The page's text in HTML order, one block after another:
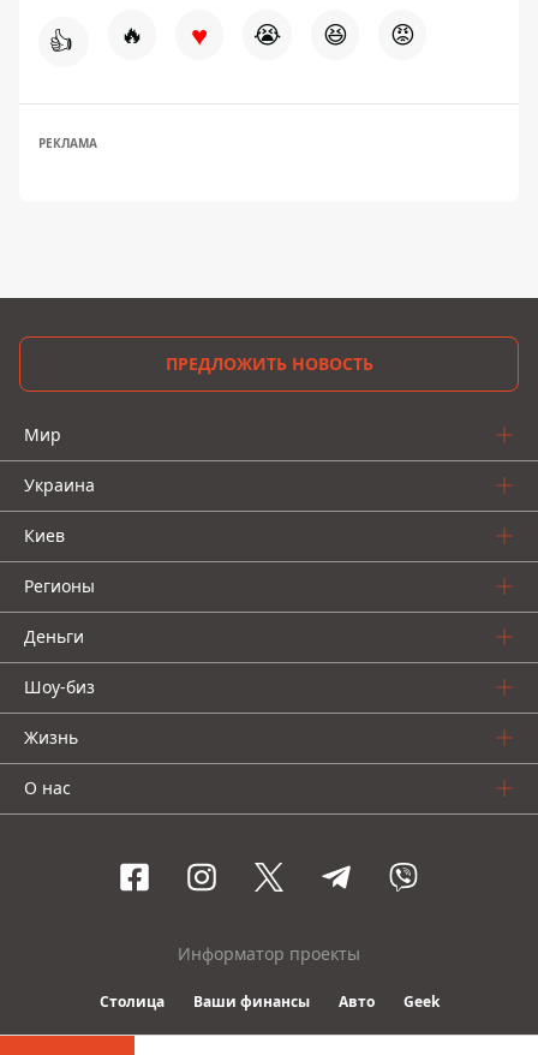
👍 🔥 ♥ 😭 😆 😡
РЕКЛАМА
ПРЕДЛОЖИТЬ НОВОСТЬ
Мир
Украина
Киев
Регионы
Деньги
Шоу-биз
Жизнь
О нас
Информатор проекты
Столица Ваши финансы Авто Geek